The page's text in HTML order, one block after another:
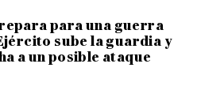
para una guerra
sube la guardia y
a un posible ataque